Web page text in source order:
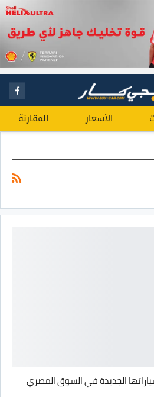
الأسعار المقارنة
الجديدة في السوق المصري